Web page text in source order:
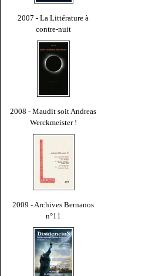
2007 - La Littérature à
contre-nuit
2008 - Maudit soit Andreas
Werckmeister !
2009 - Archives Bernanos
n°11